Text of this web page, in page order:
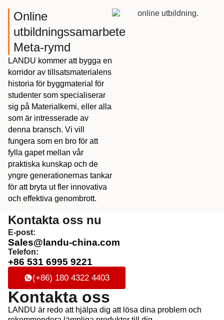
Online
utbildningssamarbete
Meta-rymd
LANDU kommer att bygga en
korridor av tillsatsmaterialens
historia för byggmaterial för
studenter som specialiserar
sig på Materialkemi, eller alla
som är intresserade av
denna bransch. Vi vill
fungera som en bro för att
fylla gapet mellan vår
praktiska kunskap och de
yngre generationernas tankar
för att bryta ut fler innovativa
och effektiva genombrott.
Kontakta oss nu
E-post:
Sales@landu-china.com
Telefon:
+86 531 6995 9221
(+86) 180 4322 4403
Kontakta oss
LANDU är redo att hjälpa dig att lösa dina problem och